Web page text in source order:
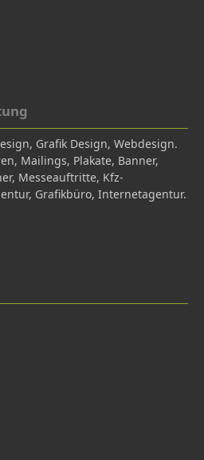
Grafik Design, Webdesign.
Mailings, Plakate, Banner,
Messeauftritte, Kfz-
Grafikbüro, Internetagentur.